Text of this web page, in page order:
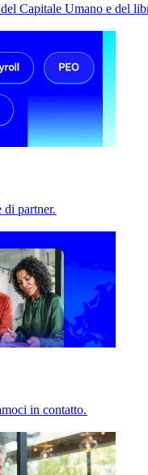
Capitale Umano e del
di partner.​​
in contatto.​​